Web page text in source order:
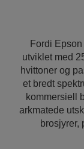
Fordi
utviklet med
hvittoner og
et bredt
kommersiell
arkmatede
brosjyrer,